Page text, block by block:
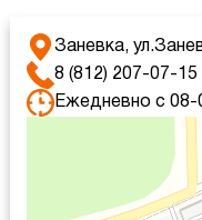
Заневка,
8 (812) 207-07-15
Ежедневно с 08-
Яндекс Карты —